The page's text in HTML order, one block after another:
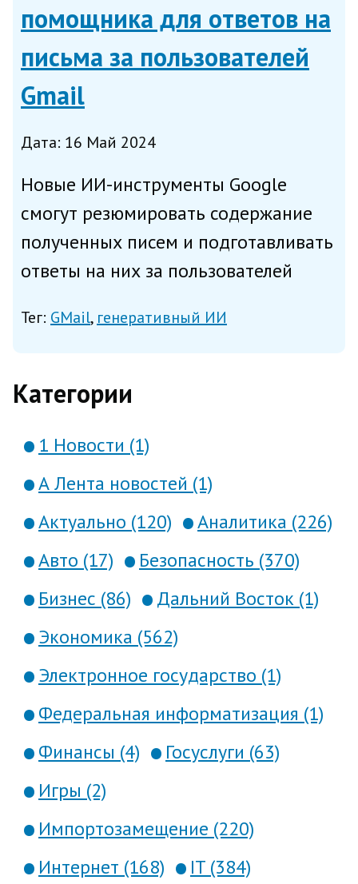
помощника для ответов на
письма за пользователей
Gmail
Дата: 16 Май 2024
Новые ИИ-инструменты Google
смогут резюмировать содержание
полученных писем и подготавливать
ответы на них за пользователей
написала в среду The New York Post
представителя компании....
Тег: GMail генеративный ИИ
Категории
1 Новости (1)
А Лента новостей (1)
Актуально (120)
Аналитика (226)
Авто (17)
Безопасность (370)
Бизнес (86)
Дальний Восток (1)
Экономика (562)
Электронное государство (1)
Федеральная информатизация (1)
Финансы (4)
Госуслуги (63)
Игры (2)
Импортозамещение (220)
Интернет (168)
IT (384)